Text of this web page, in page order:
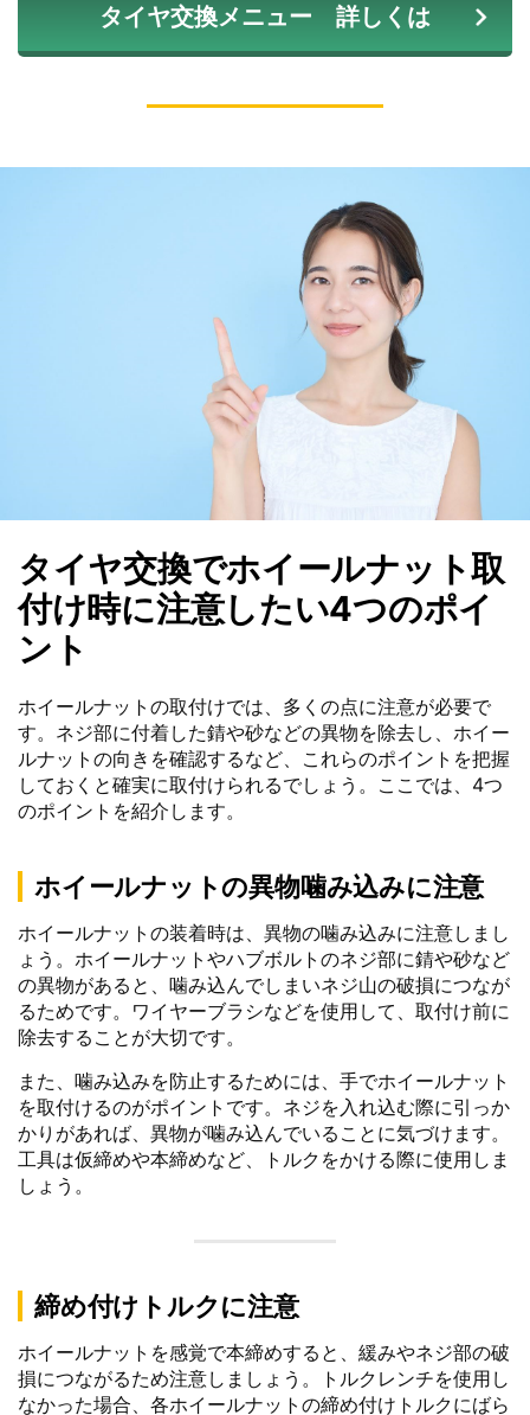
タイヤ交換メニュー 詳しくは
タイヤ交換でホイールナット取
付け時に注意したい4つのポイ
ント
ホイールナットの取付けでは、多くの点に注意が必要で
す。ネジ部に付着した錆や砂などの異物を除去し、ホイー
ルナットの向きを確認するなど、これらのポイントを把握
しておくと確実に取付けられるでしょう。ここでは、4つ
のポイントを紹介します。
ホイールナットの異物噛み込みに注意
ホイールナットの装着時は、異物の噛み込みに注意しまし
ょう。ホイールナットやハブボルトのネジ部に錆や砂など
の異物があると、噛み込んでしまいネジ山の破損につなが
るためです。ワイヤーブラシなどを使用して、取付け前に
除去することが大切です。
また、噛み込みを防止するためには、手でホイールナット
を取付けるのがポイントです。ネジを入れ込む際に引っか
かりがあれば、異物が噛み込んでいることに気づけます。
工具は仮締めや本締めなど、トルクをかける際に使用しま
しょう。
締め付けトルクに注意
ホイールナットを感覚で本締めすると、緩みやネジ部の破
損につながるため注意しましょう。トルクレンチを使用し
なかった場合、各ホイールナットの締め付けトルクにばら